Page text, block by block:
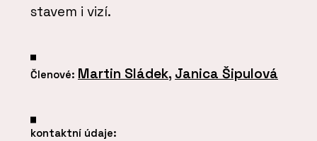
stavem i vizí.
Členové: Martin Sládek, Janica Šipulová
kontaktní údaje: